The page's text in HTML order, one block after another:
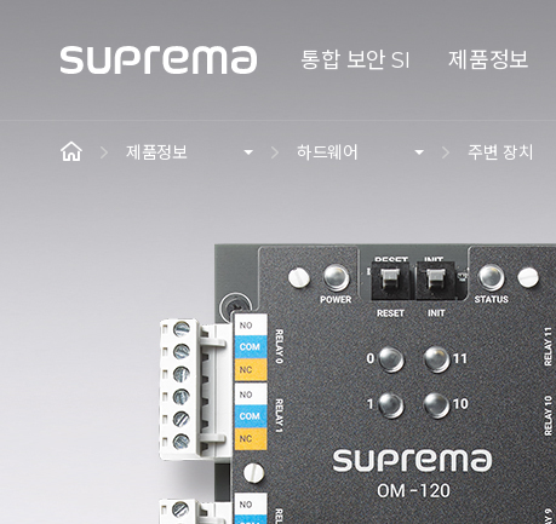
통합 보안 SI 제품정보
제품정보 하드웨어 주변 장치